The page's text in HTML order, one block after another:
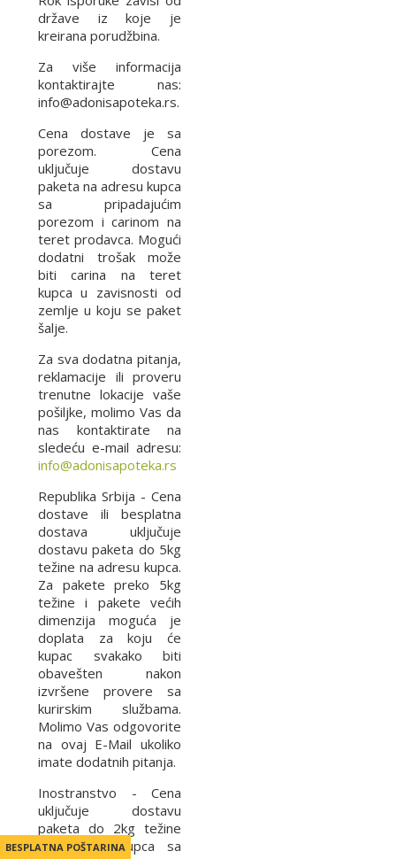
države iz koje je
kreirana porudžbina.
Za više informacija
kontaktirajte nas:
info@adonisapoteka.rs.
Cena dostave je sa
porezom. Cena
uključuje dostavu
paketa na adresu kupca
sa pripadajućim
porezom i carinom na
teret prodavca. Mogući
dodatni trošak može
biti carina na teret
kupca u zavisnosti od
zemlje u koju se paket
šalje.
Za sva dodatna pitanja,
reklamacije ili proveru
trenutne lokacije vaše
pošiljke, molimo Vas da
nas kontaktirate na
sledeću e-mail adresu:
info@adonisapoteka.rs
Republika Srbija - Cena
dostave ili besplatna
dostava uključuje
dostavu paketa do 5kg
težine na adresu kupca.
Za pakete preko 5kg
težine i pakete većih
dimenzija moguća je
doplata za koju će
kupac svakako biti
obavešten nakon
izvršene provere sa
kurirskim službama.
Molimo Vas odgovorite
na ovaj E-Mail ukoliko
imate dodatnih pitanja.
Inostranstvo - Cena
uključuje dostavu
paketa do 2kg težine
na adresu kupca sa
BESPLATNA POŠTARINA
BESPLATNA POŠTARINA